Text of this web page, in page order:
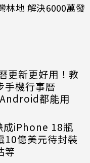
林地 解決6000萬發
更新更好用！教
手機行事曆
都能用
成iPhone 18瓶
10億美元待封裝
等